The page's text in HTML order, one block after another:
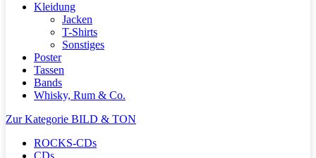
Kleidung
Jacken
T-Shirts
Sonstiges
Poster
Tassen
Bands
Whisky, Rum & Co.
Zur Kategorie BILD & TON
ROCKS-CDs
CDs